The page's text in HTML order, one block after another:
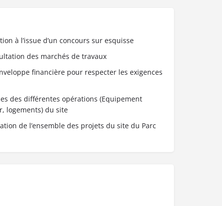
à l’issue d’un concours sur esquisse
des marchés de travaux
financière pour respecter les exigences
des différentes opérations (Equipement
logements) du site
de l’ensemble des projets du site du Parc